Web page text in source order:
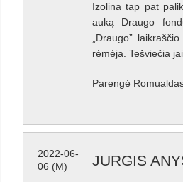
Izolina tap pat
auką Draugo
„Draugo”
rėmėja. Tešviečia
Parengė
2022-06-
06 (M)
JURGIS